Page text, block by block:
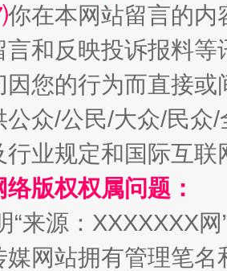
来了！等你上场
你在本网站留言的内
言和反映投诉报料
因您的行为而直接
公众/公民/大众/民
行业规定和国际互
版权权属问题：
“来源：XXXXXXX
媒网站拥有管理笔